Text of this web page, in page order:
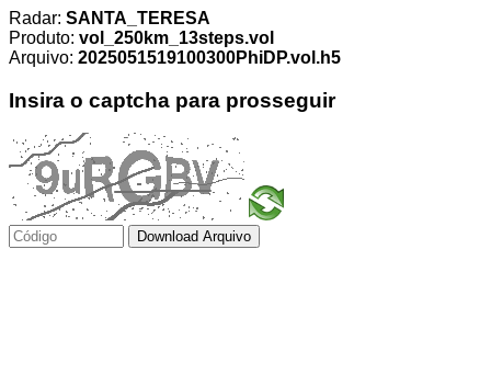
Radar: SANTA_TERESA
Produto: vol_250km_13steps.vol
Arquivo: 2025051519100300PhiDP.vol.h5
Insira o captcha para prosseguir